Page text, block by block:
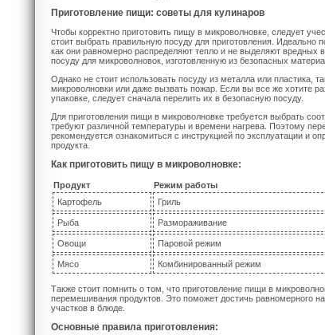
Приготовление пищи: советы для кулинаров
Чтобы корректно приготовить пищу в микроволновке, следует
стоит выбрать правильную посуду для приготовления. Идеально
как они равномерно распределяют тепло и не выделяют
посуду для микроволновок, изготовленную из безопасных
Однако не стоит использовать посуду из металла или пластика,
микроволновки или даже вызвать пожар. Если вы все же хотите
упаковке, следует сначала перелить их в безопасную посуду.
Для приготовления пищи в микроволновке требуется выбрать
требуют различной температуры и времени нагрева. Поэтому
рекомендуется ознакомиться с инструкцией по эксплуатации и
продукта.
Как приготовить пищу в микроволновке:
Продукт Режим работы
Картофель
Гриль
Рыба Размораживание
Овощи Паровой режим
Мясо Комбинированный режим
Также стоит помнить о том, что приготовление пищи в
перемешивания продуктов. Это поможет достичь равномерного
участков в блюде.
Основные правила приготовления: